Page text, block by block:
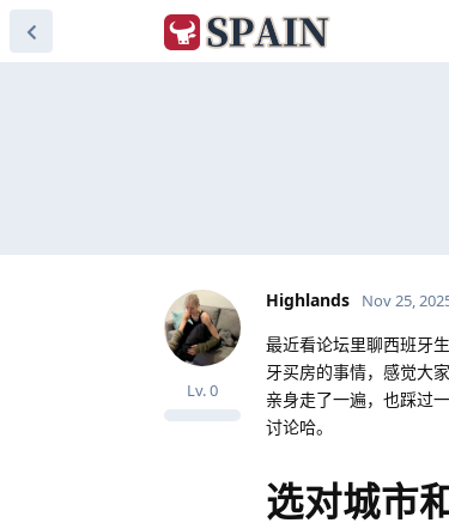
Highlands
Lv.0
Nov 25,
最近看论坛里聊西班牙
牙买房的事情，感觉大
亲身走了一遍，也踩过
讨论哈。
选对城市